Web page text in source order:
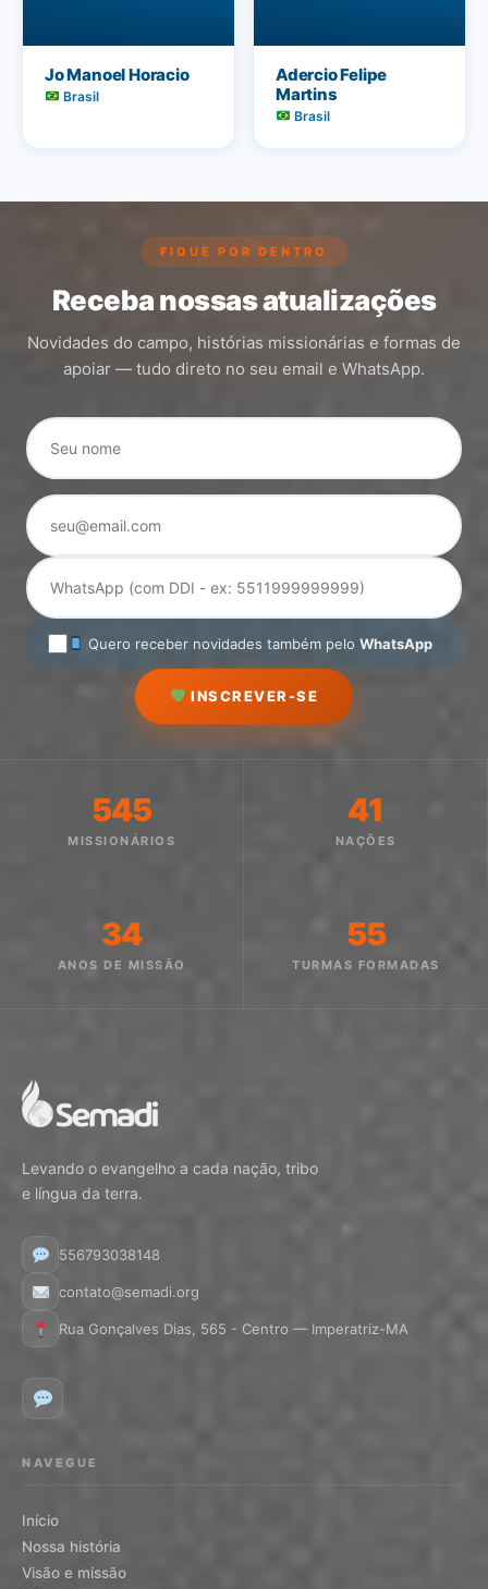
Jo Manoel Horacio
Brasil
Adercio Felipe
Martins
Brasil
FIQUE POR DENTRO
Receba nossas atualizações
Novidades do campo, histórias missionárias e formas de
apoiar — tudo direto no seu email e WhatsApp.
Quero receber novidades também pelo WhatsApp
INSCREVER-SE
545
MISSIONÁRIOS
41
NAÇÕES
34
ANOS DE MISSÃO
55
TURMAS FORMADAS
Levando o evangelho a cada nação, tribo
e língua da terra.
556793038148
contato@semadi.org
Rua Gonçalves Dias, 565 - Centro — Imperatriz-MA
NAVEGUE
Início
Nossa história
Visão e missão